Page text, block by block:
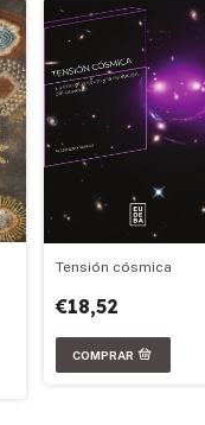
Tensión cósmica
€18,52